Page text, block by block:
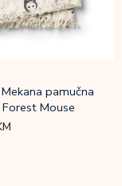
pamučna
Mouse